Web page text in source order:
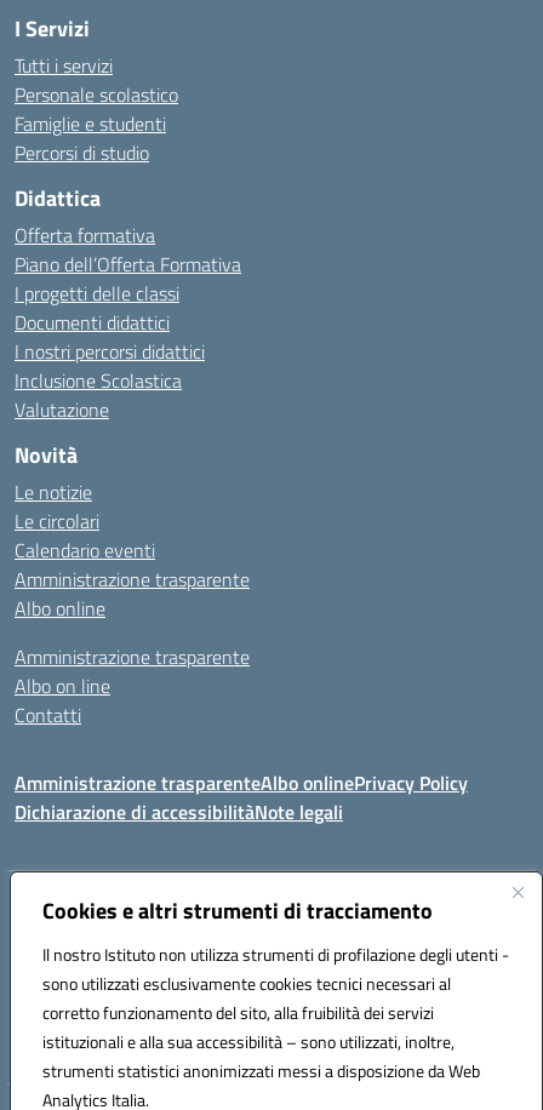
Cookies e altri strumenti di tracciamento
Il nostro Istituto non utilizza strumenti di profilazione degli utenti -
sono utilizzati esclusivamente cookies tecnici necessari al
corretto funzionamento del sito, alla fruibilità dei servizi
istituzionali e alla sua accessibilità – sono utilizzati, inoltre,
strumenti statistici anonimizzati messi a disposizione da Web
Analytics Italia.
I Servizi
Tutti i servizi
Personale scolastico
Famiglie e studenti
Percorsi di studio
Didattica
Offerta formativa
Piano dell’Offerta Formativa
I progetti delle classi
Documenti didattici
I nostri percorsi didattici
Inclusione Scolastica
Valutazione
Novità
Le notizie
Le circolari
Calendario eventi
Amministrazione trasparente
Albo online
Amministrazione trasparente
Albo on line
Contatti
Amministrazione trasparenteAlbo onlinePrivacy Policy
Dichiarazione di accessibilitàNote legali
Indirizzo:Via Tirso, 07011 Bono (SS)
Posta elettronica certificata (PEC):ssic820006@pec.istruzione.it
Codice fiscale: 81000530907
Codice meccanografico: SSIC820006